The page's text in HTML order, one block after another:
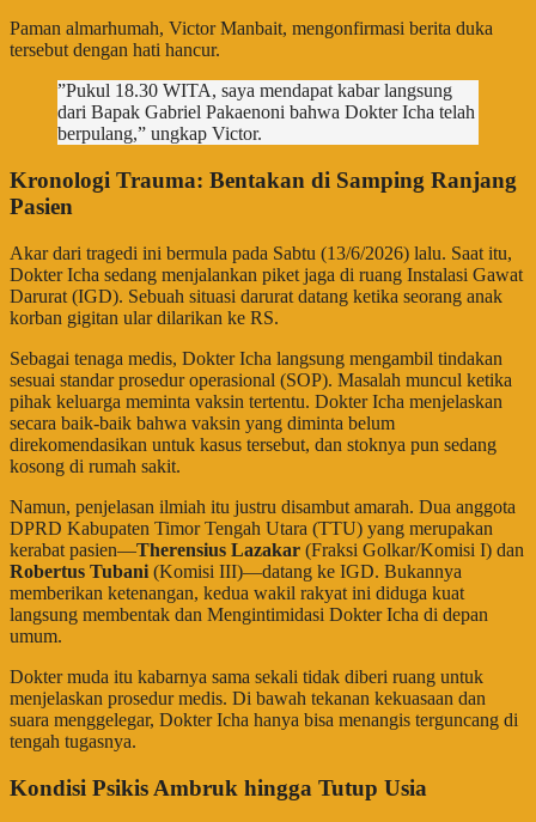
​Paman almarhumah, Victor Manbait, mengonfirmasi berita duka
tersebut dengan hati hancur.
​”Pukul 18.30 WITA, saya mendapat kabar langsung
dari Bapak Gabriel Pakaenoni bahwa Dokter Icha telah
berpulang,” ungkap Victor.
Kronologi Trauma: Bentakan di Samping Ranjang
Pasien
​Akar dari tragedi ini bermula pada Sabtu (13/6/2026) lalu. Saat itu,
Dokter Icha sedang menjalankan piket jaga di ruang Instalasi Gawat
Darurat (IGD). Sebuah situasi darurat datang ketika seorang anak
korban gigitan ular dilarikan ke RS.
​Sebagai tenaga medis, Dokter Icha langsung mengambil tindakan
sesuai standar prosedur operasional (SOP). Masalah muncul ketika
pihak keluarga meminta vaksin tertentu. Dokter Icha menjelaskan
secara baik-baik bahwa vaksin yang diminta belum
direkomendasikan untuk kasus tersebut, dan stoknya pun sedang
kosong di rumah sakit.
​Namun, penjelasan ilmiah itu justru disambut amarah. Dua anggota
DPRD Kabupaten Timor Tengah Utara (TTU) yang merupakan
kerabat pasien—Therensius Lazakar (Fraksi Golkar/Komisi I) dan
Robertus Tubani (Komisi III)—datang ke IGD. Bukannya
memberikan ketenangan, kedua wakil rakyat ini diduga kuat
langsung membentak dan Mengintimidasi Dokter Icha di depan
umum.
​Dokter muda itu kabarnya sama sekali tidak diberi ruang untuk
menjelaskan prosedur medis. Di bawah tekanan kekuasaan dan
suara menggelegar, Dokter Icha hanya bisa menangis terguncang di
tengah tugasnya.
Kondisi Psikis Ambruk hingga Tutup Usia